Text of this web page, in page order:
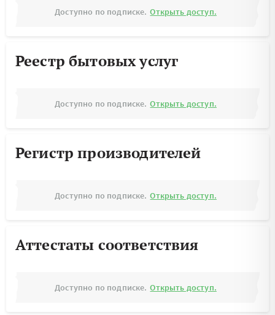
Доступно по подписке. Открыть доступ.
Реестр бытовых услуг
Доступно по подписке. Открыть доступ.
Регистр производителей
Доступно по подписке. Открыть доступ.
Аттестаты соответствия
Доступно по подписке. Открыть доступ.